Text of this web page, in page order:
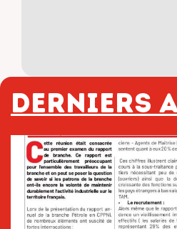
Derniers